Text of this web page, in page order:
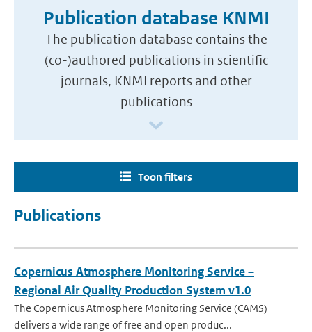
Publication database KNMI
The publication database contains the
(co-)authored publications in scientific
journals, KNMI reports and other
publications
Toon filters
Publications
Copernicus Atmosphere Monitoring Service –
Regional Air Quality Production System v1.0
The Copernicus Atmosphere Monitoring Service (CAMS)
delivers a wide range of free and open produc...